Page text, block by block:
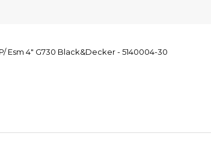
Esm 4" G730 Black&Decker - 5140004-30